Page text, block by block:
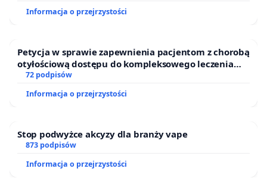
Informacja o przejrzystości
Petycja w sprawie zapewnienia pacjentom z chorobą
otyłościową dostępu do kompleksowego leczenia
oraz programów profilaktycznych.
72 podpisów
Informacja o przejrzystości
Stop podwyżce akcyzy dla branży vape
873 podpisów
Informacja o przejrzystości